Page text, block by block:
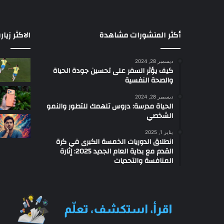
ع
ف
ي
ا
ل
ع
ر
ا
أ
أكثر المنشورات مشاهدة
ديسمبر 28, 2024
كيف يؤثر السفر على تحسين جودة الحياة
والصحة النفسية
ديسمبر 28, 2024
الحياة مدرسة: دروس تلهمك للتطور والنمو
الشخصي
يناير 1, 2025
انطلاق الدوريات الخمسة الكبرى في كرة
القدم مع بداية العام الجديد 2025: إثارة
المنافسة والتحديات
الاكثر